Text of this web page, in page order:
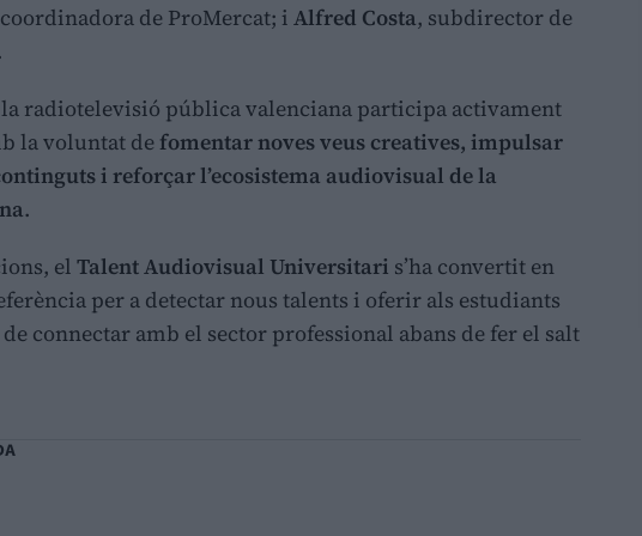
de ProMercat; iAlfred Costa, subdirector de
la radiotelevisió pública valenciana participa activament
la voluntat de fomentar noves veus creatives, impulsar
i reforçar l’ecosistema audiovisual de la
.
el Talent Audiovisual Universitari s’ha convertit en
per a detectar nous talents i oferir als estudiants
connectar amb el sector professional abans de fer el salt